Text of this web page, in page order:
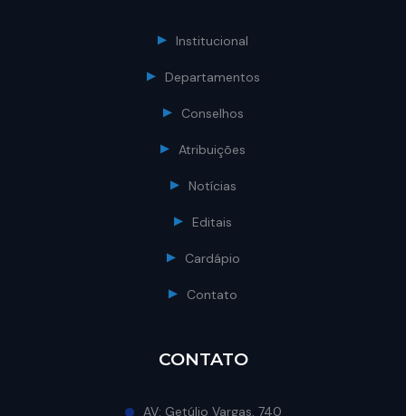
Institucional
Departamentos
Conselhos
Atribuições
Notícias
Editais
Cardápio
Contato
CONTATO
AV: Getúlio Vargas, 740